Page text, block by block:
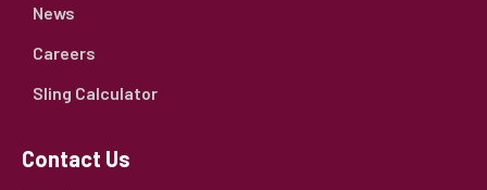
News
Careers
Sling Calculator
Contact Us